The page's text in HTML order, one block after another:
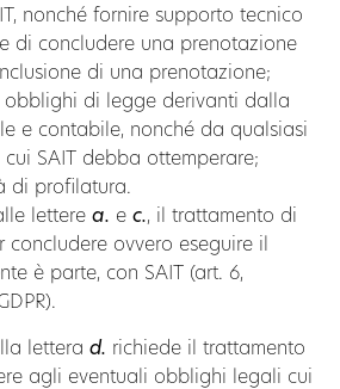
nonché fornire supporto tecnico
di concludere una prenotazione
di una prenotazione;
di legge derivanti dalla
e contabile, nonché da qualsiasi
SAIT debba ottemperare;
di profilatura.
lettere a. e c., il trattamento di
concludere ovvero eseguire il
è parte, con SAIT (art. 6,
lettera d. richiede il trattamento
agli eventuali obblighi legali cui